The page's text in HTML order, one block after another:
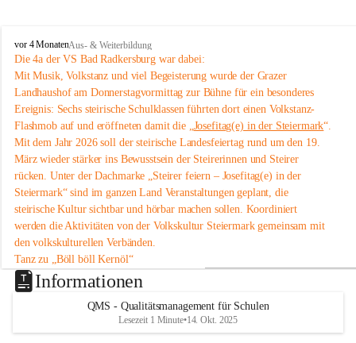
V
o
l
k
s
s
c
h
u
l
e
B
a
d
R
a
d
k
s
vor 4 MonatenAus- & Weiterbildung
Die 4a der VS Bad Radkersburg war dabei:
Mit Musik, Volkstanz und viel Begeisterung wurde der Grazer
Landhaushof am Donnerstagvormittag zur Bühne für ein besonderes
Ereignis: Sechs steirische Schulklassen führten dort einen Volkstanz-
Flashmob auf und eröffneten damit die „Josefitag(e) in der Steiermark“.
Mit dem Jahr 2026 soll der steirische Landesfeiertag rund um den 19.
März wieder stärker ins Bewusstsein der Steirerinnen und Steirer
rücken. Unter der Dachmarke „Steirer feiern – Josefitag(e) in der
Steiermark“ sind im ganzen Land Veranstaltungen geplant, die
steirische Kultur sichtbar und hörbar machen sollen. Koordiniert
werden die Aktivitäten von der Volkskultur Steiermark gemeinsam mit
den volkskulturellen Verbänden.
Tanz zu „Böll böll Kernöl“
Im Rahmen dieser Initiative studierten sechs Schulklassen aus der
Steiermark bereits im Unterricht eine einfache Volkstanz-Choreografie
ein. Am 12. März 2026 präsentierten sie diese um 11 Uhr im
als Flashmob.
Informationen
QMS - Qualitätsmanagement für Schulen
Lesezeit 1 Minute•14. Okt. 2025